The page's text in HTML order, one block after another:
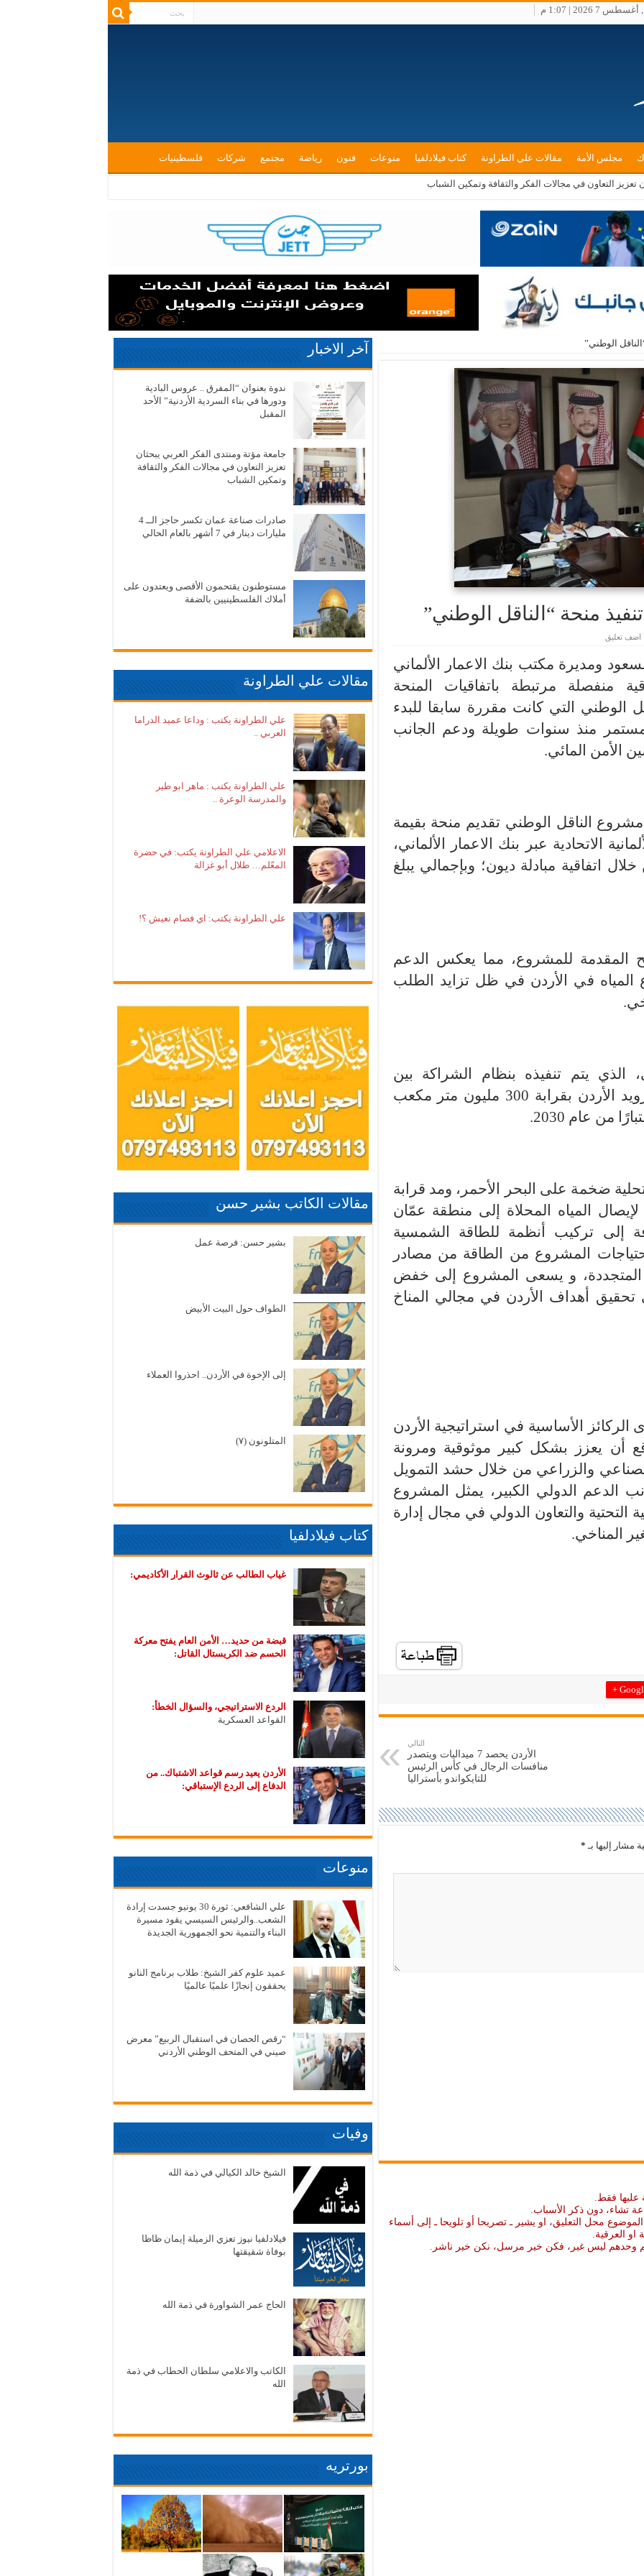
7 2026 | 1:07 م
مجلس الأمة مقالات علي الطراونة كتاب فيلادلفيا منوعات فنون رياضة مجتمع شركات فلسطينيات
تعزيز التعاون في مجالات الفكر والثقافة وتمكين الشباب
الوطني”
منحة “الناقل الوطني”
اضف تعليق
ومديرة مكتب بنك الاعمار الألماني
منفصلة مرتبطة باتفاقيات المنحة
الوطني التي كانت مقررة سابقا للبدء
المستمر منذ سنوات طويلة ودعم الجانب
الأمن المائي.
الناقل الوطني تقديم منحة بقيمة
الاتحادية عبر بنك الاعمار الألماني،
يورو من خلال اتفاقية مبادلة ديون؛ وبإجمالي يبلغ
المقدمة للمشروع، مما يعكس الدعم
المياه في الأردن في ظل تزايد الطلب
يتم تنفيذه بنظام الشراكة بين
القطاعين العام والخاص، إلى تزويد الأردن بقرابة 300 مليون متر مكعب
من عام 2030.
ضخمة على البحر الأحمر، ومد قرابة
لإيصال المياه المحلاة إلى منطقة عمّان
إلى تركيب أنظمة للطاقة الشمسية
المشروع من الطاقة من مصادر
و يسعى المشروع إلى خفض
تحقيق أهداف الأردن في مجالي المناخ
الأساسية في استراتيجية الأردن
أن يعزز بشكل كبير موثوقية ومرونة
والزراعي من خلال حشد التمويل
الدعم الدولي الكبير، يمثل المشروع
التحتية والتعاون الدولي في مجال إدارة
المناخي.
Google
التالي
الأردن يحصد 7 ميداليات ويتصدر
منافسات الرجال في كأس الرئيس
للتايكواندو بأستراليا
مشار إليها بـ *
عليها فقط.
تشاء، دون ذكر الأسباب.
محل التعليق، او يشير ـ تصريحا أو تلويحا ـ إلى أسماء
او العرقية.
وحدهم ليس غير، فكن خير مرسل، نكن خير ناشر.
آخر الاخبار
ندوة بعنوان “المفرق .. عروس البادية
ودورها في بناء السردية الأردنية” الأحد
المقبل
جامعة مؤتة ومنتدى الفكر العربي يبحثان
تعزيز التعاون في مجالات الفكر والثقافة
وتمكين الشباب
صادرات صناعة عمان تكسر حاجز الــ 4
مليارات دينار في 7 أشهر بالعام الحالي
مستوطنون يقتحمون الأقصى ويعتدون على
أملاك الفلسطينيين بالضفة
مقالات علي الطراونة
علي الطراونة يكتب : وداعا عميد الدراما
العربي ..
علي الطراونة يكتب : ماهر ابو طير
والمدرسة الوعرة ..
الاعلامي علي الطراونة يكتب: في حضرة
المعّلم… طلال أبو غزالة
علي الطراونة يكتب: اي فصام نعيش ؟!
مقالات الكاتب بشير حسن
بشير حسن: فرصة عمل
الطواف حول البيت الأبيض
إلى الإخوة في الأردن.. احذروا العملاء
المتلونون (٧)
كتاب فيلادلفيا
غياب الطالب عن ثالوث القرار الأكاديمي:
قبضة من حديد… الأمن العام يفتح معركة
الحسم ضد الكريستال القاتل:
الردع الاستراتيجي، والسؤال الخطأ:
القواعد العسكرية
الأردن يعيد رسم قواعد الاشتباك.. من
الدفاع إلى الردع الإستباقي:
منوعات
علي الشافعي: ثورة 30 يونيو جسدت إرادة
الشعب..والرئيس السيسي يقود مسيرة
البناء والتنمية نحو الجمهورية الجديدة
عميد علوم كفر الشيخ: طلاب برنامج النانو
يحققون إنجازًا علميًا عالميًا
“رقص الحصان في استقبال الربيع” معرض
صيني في المتحف الوطني الأردني
وفيات
الشيخ خالد الكيالي في ذمة الله
فيلادلفيا نيوز تعزي الزميلة إيمان ظاظا
بوفاة شقيقتها
الحاج عمر الشواورة في ذمة الله
الكاتب والاعلامي سلطان الحطاب في ذمة
الله
بورتريه